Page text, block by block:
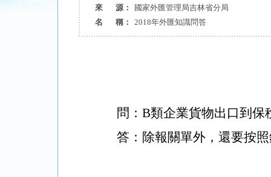
來 源：
國家外匯管理局吉林省分局
名 稱：
2018年外匯知識問答
問：B類企業貨物出口到保
答：除報關單外，還要按